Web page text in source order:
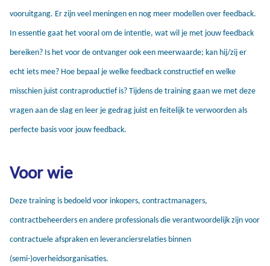
vooruitgang. Er zijn veel meningen en nog meer modellen over feedback.
In essentie gaat het vooral om de intentie, wat wil je met jouw feedback
bereiken? Is het voor de ontvanger ook een meerwaarde; kan hij/zij er
echt iets mee? Hoe bepaal je welke feedback constructief en welke
misschien juist contraproductief is? Tijdens de training gaan we met deze
vragen aan de slag en leer je gedrag juist en feitelijk te verwoorden als
perfecte basis voor jouw feedback.
Voor wie
Deze training is bedoeld voor inkopers, contractmanagers,
contractbeheerders en andere professionals die verantwoordelijk zijn voor
contractuele afspraken en leveranciersrelaties binnen
(semi-)overheidsorganisaties.